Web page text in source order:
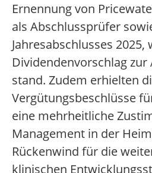
Ernennung von
als Abschlussprüfer
Jahresabschlusses
Dividendenvorschlag
stand. Zudem erhielten
Vergütungsbeschlüsse
eine mehrheitliche
Management in der
Rückenwind für die
klinischen